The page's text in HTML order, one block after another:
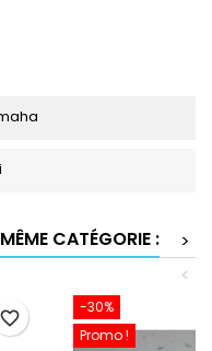
CATÉGORIE :
>
<
favorite_border
-30%
Promo !